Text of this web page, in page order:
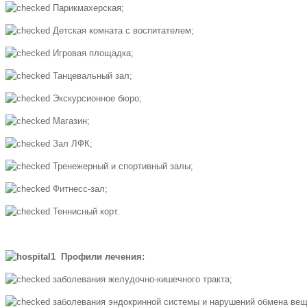
Парикмахерская;
Детская комната с воспитателем;
Игровая площадка;
Танцевальный зал;
Экскурсионное бюро;
Магазин;
Зал ЛФК;
Тренежерный и спортивный залы;
Фитнесс-зал;
Теннисный корт.
Профили лечения:
заболевания желудочно-кишечного тракта;
заболевания эндокринной системы и нарушений обмена